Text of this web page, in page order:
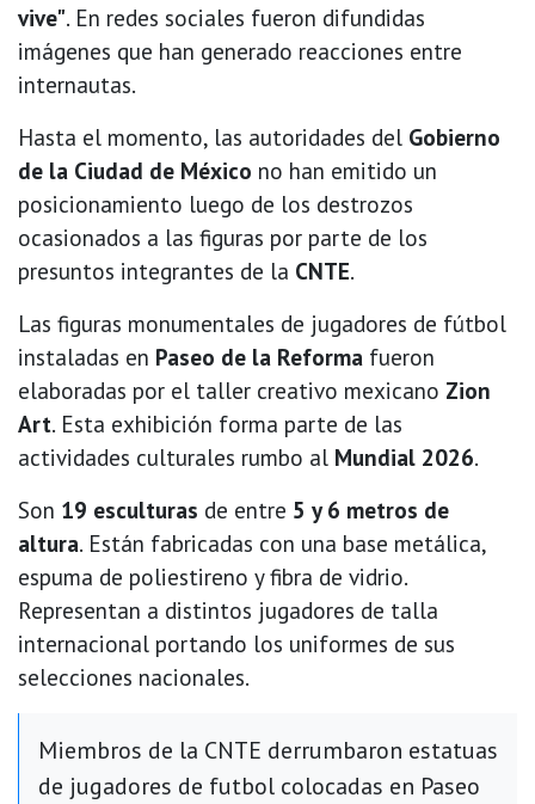
vive". En redes sociales fueron difundidas
imágenes que han generado reacciones entre
internautas.
Hasta el momento, las autoridades del Gobierno
de la Ciudad de México no han emitido un
posicionamiento luego de los destrozos
ocasionados a las figuras por parte de los
presuntos integrantes de la CNTE.
Las figuras monumentales de jugadores de fútbol
instaladas en Paseo de la Reforma fueron
elaboradas por el taller creativo mexicano Zion
Art. Esta exhibición forma parte de las
actividades culturales rumbo al Mundial 2026.
Son 19 esculturas de entre 5 y 6 metros de
altura. Están fabricadas con una base metálica,
espuma de poliestireno y fibra de vidrio.
Representan a distintos jugadores de talla
internacional portando los uniformes de sus
selecciones nacionales.
Miembros de la CNTE derrumbaron estatuas
de jugadores de futbol colocadas en Paseo